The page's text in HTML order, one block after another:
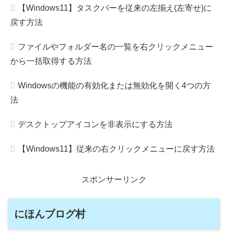
【Windows11】タスクバーを従来の左揃え(左寄せ)に
戻す方法
ファイルやフォルダー名の一覧を右クリックメニュー
から一括取得する方法
Windowsの機能の有効化または無効化を開く4つの方
法
デスクトップアイコンを非表示にする方法
【Windows11】従来の右クリックメニューに戻す方法
スポンサーリンク
にほんブログ村